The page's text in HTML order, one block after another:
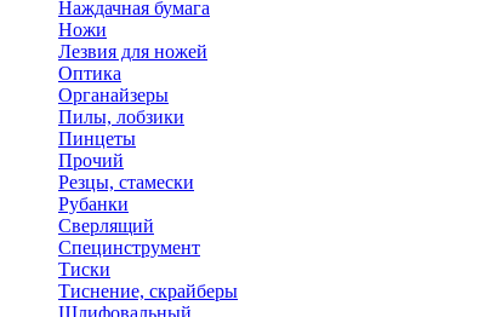
Наждачная бумага
Ножи
Лезвия для ножей
Оптика
Органайзеры
Пилы, лобзики
Пинцеты
Прочий
Резцы, стамески
Рубанки
Сверлящий
Специнструмент
Тиски
Тиснение, скрайберы
Шлифовальный